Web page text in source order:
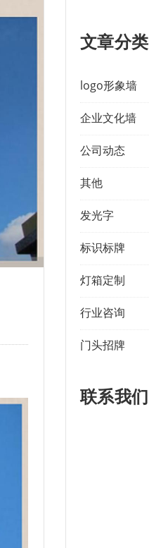
文章分类
logo形象墙
企业文化墙
公司动态
其他
发光字
标识标牌
灯箱定制
行业咨询
门头招牌
联系我们